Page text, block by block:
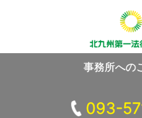
事務所への
093-